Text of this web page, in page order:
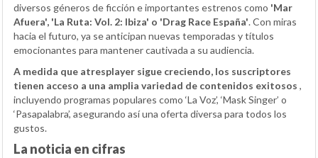
diversos géneros de ficción e importantes estrenos como 'Mar
Afuera', 'La Ruta: Vol. 2: Ibiza' o 'Drag Race España'. Con miras
hacia el futuro, ya se anticipan nuevas temporadas y títulos
emocionantes para mantener cautivada a su audiencia.
A medida que atresplayer sigue creciendo, los suscriptores
tienen acceso a una amplia variedad de contenidos exitosos ,
incluyendo programas populares como ‘La Voz’, ‘Mask Singer’ o
‘Pasapalabra’, asegurando así una oferta diversa para todos los
gustos.
La noticia en cifras